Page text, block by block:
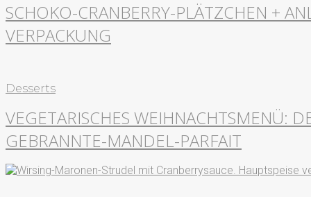
SCHOKO-CRANBERRY-PLÄTZCHEN +
VERPACKUNG
Desserts
VEGETARISCHES WEIHNACHTSMENÜ:
GEBRANNTE-MANDEL-PARFAIT